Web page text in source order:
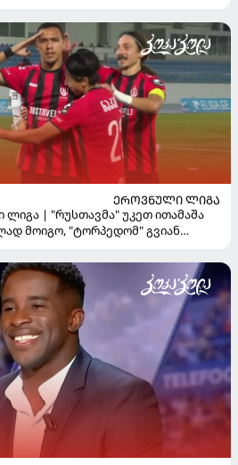
ᲔᲠᲝᲕᲜᲣᲚᲘ ᲚᲘᲒᲐ
ლიგა | "რუსთავმა" უკეთ ითამაშა
მოიგო, "ტორპედომ" გვიან